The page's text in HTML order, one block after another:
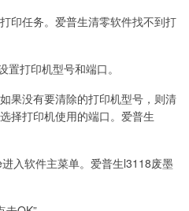
印任务。爱普生清零软件找不到打
打印机型号和端口。
果没有要清除的打印机型号，则清
择打印机使用的端口。爱普生
入软件主菜单。爱普生l3118废墨